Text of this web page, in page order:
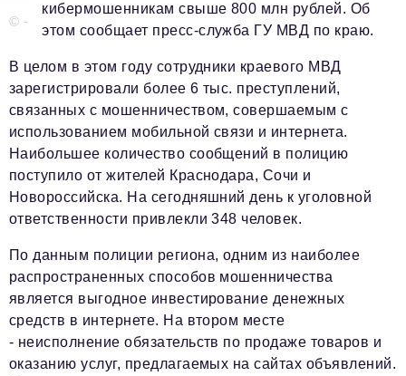
Инвестиции
Управление
Красота и здоровье
Энергетика
Недвижимость
Мнение
Политика
Промышленность
Транспорт
© -
кибермошенникам свыше 800 млн рублей. Об
этом сообщает пресс-служба ГУ МВД по краю.
В целом в этом году сотрудники краевого МВД
зарегистрировали более 6 тыс. преступлений,
связанных с мошенничеством, совершаемым с
использованием мобильной связи и интернета.
Наибольшее количество сообщений в полицию
поступило от жителей Краснодара, Сочи и
Новороссийска. На сегодняшний день к уголовной
ответственности привлекли 348 человек.
По данным полиции региона, одним из наиболее
распространенных способов мошенничества
является выгодное инвестирование денежных
средств в интернете. На втором месте
- неисполнение обязательств по продаже товаров и
оказанию услуг, предлагаемых на сайтах объявлений.